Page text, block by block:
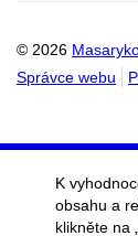
© 2026
Správce webu
K
obsahu a
klikněte na